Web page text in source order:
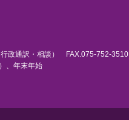
政通訳・相談） FAX.075-752-3510
、年末年始